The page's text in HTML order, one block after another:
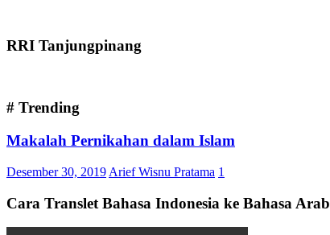
RRI Tanjungpinang
# Trending
Makalah Pernikahan dalam Islam
Desember 30, 2019 Arief Wisnu Pratama 1
Cara Translet Bahasa Indonesia ke Bahasa Arab